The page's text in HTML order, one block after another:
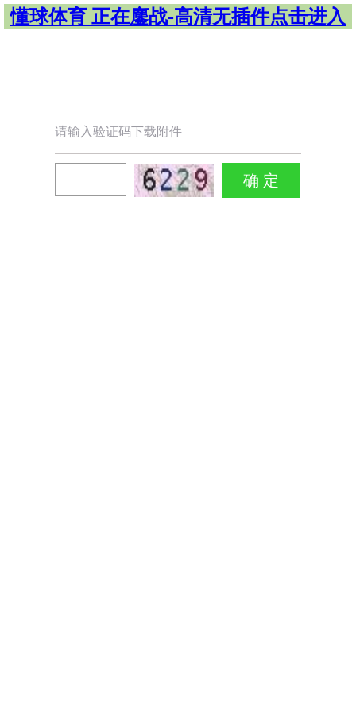
懂球体育 正在鏖战-高清无插件点击进入
请输入验证码下载附件